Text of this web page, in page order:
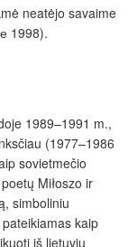
neatėjo savaime
1998).
1989–1991 m.,
(1977–1986
sovietmečio
Miłoszo ir
simboliniu
kaip
iš lietuvių